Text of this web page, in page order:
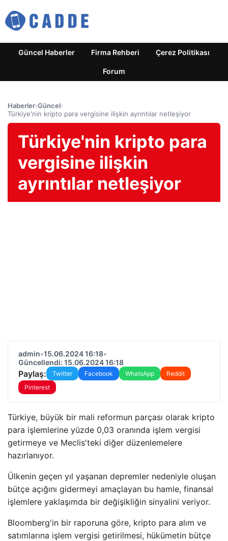
Güncel Haberler Firma Rehberi Çerez Politikası
Forum
Haberler›Güncel›
Türkiye'nin kripto para vergisine ilişkin ayrıntılar netleşiyor
Türkiye'nin kripto para
vergisine ilişkin
ayrıntılar netleşiyor
admin•15.06.2024 16:18•
Güncellendi: 15.06.2024 16:18
Paylaş: Twitter Facebook WhatsApp
Reddit
Pinterest
Türkiye, büyük bir mali reformun parçası olarak kripto
para işlemlerine yüzde 0,03 oranında işlem vergisi
getirmeye ve Meclis'teki diğer düzenlemelere
hazırlanıyor.
Ülkenin geçen yıl yaşanan depremler nedeniyle oluşan
bütçe açığını gidermeyi amaçlayan bu hamle, finansal
işlemlere yaklaşımda bir değişikliğin sinyalini veriyor.
Bloomberg'in bir raporuna göre, kripto para alım ve
satımlarına işlem vergisi getirilmesi, hükümetin bütçe